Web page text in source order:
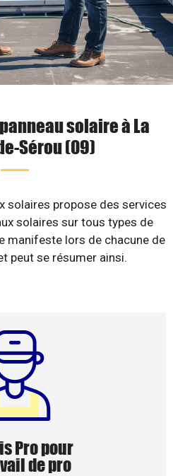
solaire à La
Sérou (09)
solaires propose des services
solaires sur tous types de
manifeste lors de chacune de
peut se résumer ainsi.
Pro pour
de pro